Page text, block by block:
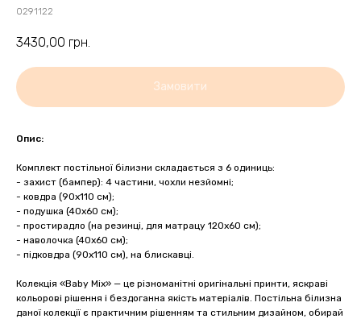
0291122
3430,00 грн.
Замовити
Опис:
Комплект постільної білизни складається з 6 одиниць:
- захист (бампер): 4 частини, чохли незйомні;
- ковдра (90х110 см);
- подушка (40х60 см);
- простирадло (на резинці, для матрацу 120х60 см);
- наволочка (40х60 см);
- підковдра (90х110 см), на блискавці.
Колекція «Baby Mix» — це різноманітні оригінальні принти, яскраві
кольорові рішення і бездоганна якість матеріалів. Постільна білизна
даної колекції є практичним рішенням та стильним дизайном, обирай